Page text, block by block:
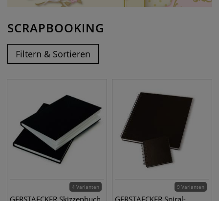
SCRAPBOOKING
Filtern & Sortieren
4 Varianten
GERSTAECKER Skizzenbuch
9 Varianten
GERSTAECKER Spiral-